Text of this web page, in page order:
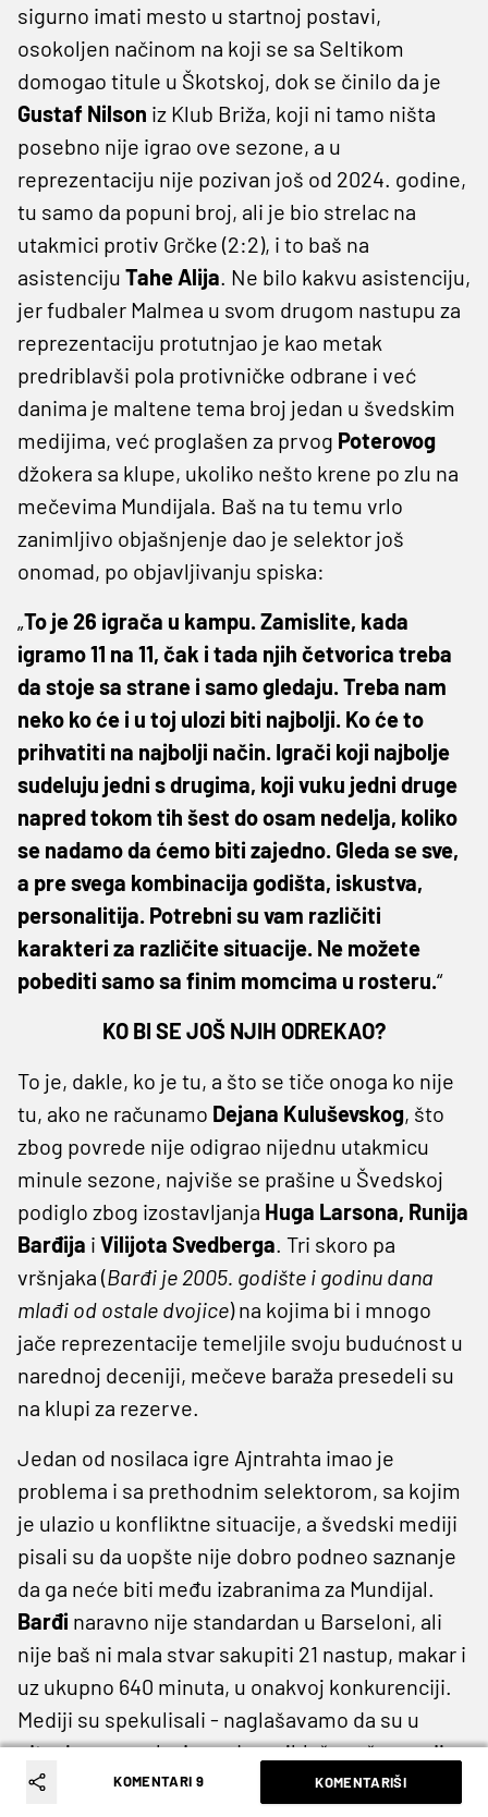
sigurno imati mesto u startnoj postavi,
osokoljen načinom na koji se sa Seltikom
domogao titule u Škotskoj, dok se činilo da je
Gustaf Nilson iz Klub Briža, koji ni tamo ništa
posebno nije igrao ove sezone, a u
reprezentaciju nije pozivan još od 2024. godine,
tu samo da popuni broj, ali je bio strelac na
utakmici protiv Grčke (2:2), i to baš na
asistenciju Tahe Alija . Ne bilo kakvu asistenciju,
jer fudbaler Malmea u svom drugom nastupu za
reprezentaciju protutnjao je kao metak
predriblavši pola protivničke odbrane i već
danima je maltene tema broj jedan u švedskim
medijima, već proglašen za prvog Poterovog
džokera sa klupe, ukoliko nešto krene po zlu na
mečevima Mundijala. Baš na tu temu vrlo
zanimljivo objašnjenje dao je selektor još
onomad, po objavljivanju spiska:
„To je 26 igrača u kampu. Zamislite, kada
igramo 11 na 11, čak i tada njih četvorica treba
da stoje sa strane i samo gledaju. Treba nam
neko ko će i u toj ulozi biti najbolji. Ko će to
prihvatiti na najbolji način. Igrači koji najbolje
sudeluju jedni s drugima, koji vuku jedni druge
napred tokom tih šest do osam nedelja, koliko
se nadamo da ćemo biti zajedno. Gleda se sve,
a pre svega kombinacija godišta, iskustva,
personalitija. Potrebni su vam različiti
karakteri za različite situacije. Ne možete
pobediti samo sa finim momcima u rosteru.“
KO BI SE JOŠ NJIH ODREKAO?
To je, dakle, ko je tu, a što se tiče onoga ko nije
tu, ako ne računamo Dejana Kuluševskog, što
zbog povrede nije odigrao nijednu utakmicu
minule sezone, najviše se prašine u Švedskoj
podiglo zbog izostavljanja Huga Larsona, Runija
Barđija i Vilijota Svedberga . Tri skoro pa
vršnjaka (Barđi je 2005. godište i godinu dana
mlađi od ostale dvojice) na kojima bi i mnogo
jače reprezentacije temeljile svoju budućnost u
narednoj deceniji, mečeve baraža presedeli su
na klupi za rezerve.
Jedan od nosilaca igre Ajntrahta imao je
problema i sa prethodnim selektorom, sa kojim
je ulazio u konfliktne situacije, a švedski mediji
pisali su da uopšte nije dobro podneo saznanje
da ga neće biti među izabranima za Mundijal.
Barđi naravno nije standardan u Barseloni, ali
nije baš ni mala stvar sakupiti 21 nastup, makar i
uz ukupno 640 minuta, u onakvoj konkurenciji.
Mediji su spekulisali - naglašavamo da su u
pitanju samo glasine - da, najblaže rečeno, nije
baš pokazivao entuzijazam u kolektivnom
KOMENTARI 9 KOMENTARIŠI